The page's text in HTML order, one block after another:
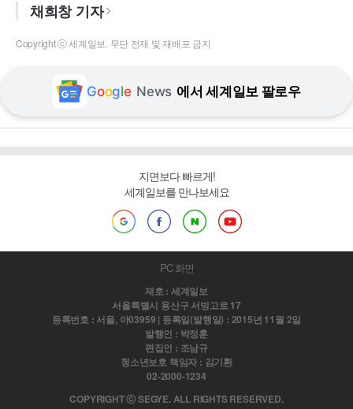
채희창 기자
Copyright ⓒ 세계일보. 무단 전재 및 재배포 금지
Google News 에서 세계일보 팔로우
지면보다 빠르게!
세계일보를 만나보세요
PC 화면
제호 : 세계일보
서울특별시 용산구 서빙고로 17
등록번호 : 서울, 아03959 | 등록일(발행일) : 2015년 11월 2일
발행인 : 박정훈
편집인 : 조남규
청소년보호 책임자 : 김기환
02-2000-1234
COPYRIGHT ⓒ SEGYE. ALL RIGHTS RESERVED.